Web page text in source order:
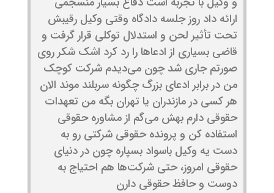
ارائه داد روز جلسه دادگاه وقتی وکیل رقیبش
تحت تأثیر لحن و استدلال توکلی قرار گرفت و
قاضی بسیاری از ادعاها را رد کرد اشک شکر روی
صورتم جاری شد چون می‌دیدم شرکت کوچک
من در برابر ادعای بزرگ چگونه سربلند موند الان
هر کسی در مازندران یا تهران بگه من تعهدات
حقوقی دارم بهش می‌گم از مشاوره حقوقی
استفاده کن و پرونده حقوقی شرکتی رو به
دست یه وکیل باسواد بسپاره چون در دنیای
حقوقی امروز، حتی شرکت‌ها هم احتیاج به
دوست و حافظ حقوقی دارن